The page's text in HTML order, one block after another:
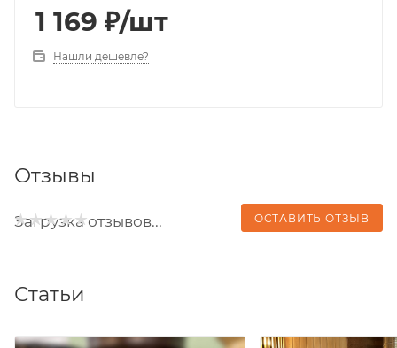
1 169 ₽/шт
Нашли дешевле?
Отзывы
ОСТАВИТЬ ОТЗЫВ
Загрузка отзывов...
Статьи